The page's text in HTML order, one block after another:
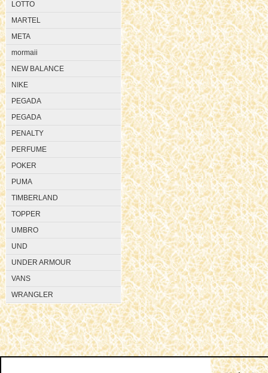
LOTTO
MARTEL
META
mormaii
NEW BALANCE
NIKE
PEGADA
PEGADA
PENALTY
PERFUME
POKER
PUMA
TIMBERLAND
TOPPER
UMBRO
UND
UNDER ARMOUR
VANS
WRANGLER